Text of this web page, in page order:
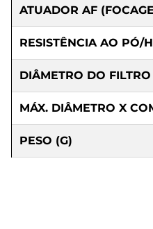
ATUADOR AF
RESISTÊNCIA AO PÓ/
DIÂMETRO DO
MÁX. DIÂMETRO X
PESO (G)